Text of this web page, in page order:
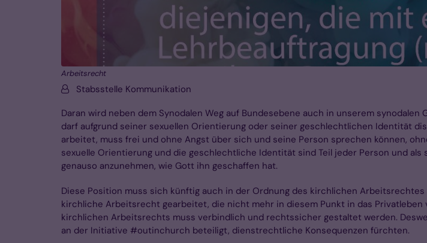
Arbeitsrecht
Von:Stabsstelle Kommunikation
Daran wird neben dem Synodalen Weg auf Bundesebene auch in unserem
darf aufgrund seiner sexuellen Orientierung oder seiner geschlechtlichen Identität
arbeitet, muss frei und ohne Angst über sich und seine Person sprechen können,
sexuelle Orientierung und die geschlechtliche Identität sind Teil jeder Person und
genauso anzunehmen, wie Gott ihn geschaffen hat.
Diese Position muss sich künftig auch in der Ordnung des kirchlichen
kirchliche Arbeitsrecht gearbeitet, die nicht mehr in diesem Punkt in das
kirchlichen Arbeitsrechts muss verbindlich und rechtssicher gestaltet werden.
an der Initiative #outinchurch beteiligt, dienstrechtliche Konsequenzen fürchten.